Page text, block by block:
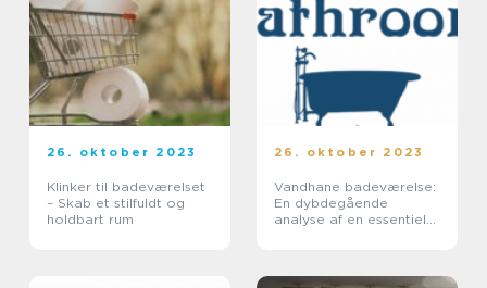
26. oktober 2023
Klinker til badeværelset
– Skab et stilfuldt og
holdbart rum
26. oktober 2023
Vandhane badeværelse:
En dybdegående
analyse af en essentiel